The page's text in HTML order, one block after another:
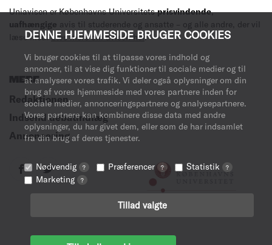
DENNE HJEMMESIDE BRUGER COOKIES
Vi bruger cookies til at tilpasse vores indhold og
annoncer, til at vise dig funktioner til sociale medier og til
at analysere vores trafik. Vi deler også oplysninger om din
brug af vores hjemmeside med vores partnere inden for
sociale medier, annonceringspartnere og analysepartnere.
Vores partnere kan kombinere disse data med andre
oplysninger, du har givet dem, eller som de har indsamlet
fra din brug af deres tjenester.
Nødvendig ? Præferencer ? Statistik ?
Marketing ?
Tillad valgte
Uniavisen er Københavns Universitetsprisvindende,
uafhængige avis til studerende og ansatte – og alle andre, der vil
læse med.Læs mere om avisen her.
MERE
Redaktionen
Indsend debatindlæg
Annoncering